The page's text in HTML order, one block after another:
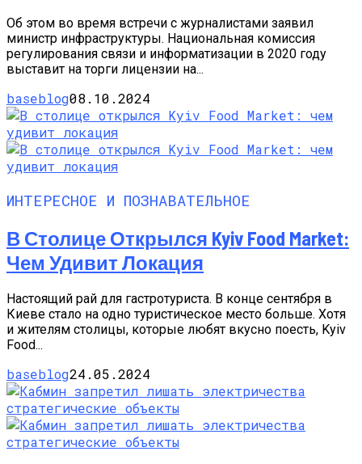
Об этом во время встречи с журналистами заявил
министр инфраструктуры. Национальная комиссия
регулирования связи и информатизации в 2020 году
выставит на торги лицензии на...
baseblog08.10.2024
ИНТЕРЕСНОЕ И ПОЗНАВАТЕЛЬНОЕ
В Столице Открылся Kyiv Food Market:
Чем Удивит Локация
Настоящий рай для гастротуриста. В конце сентября в
Киеве стало на одно туристическое место больше. Хотя
и жителям столицы, которые любят вкусно поесть, Kyiv
Food...
baseblog24.05.2024